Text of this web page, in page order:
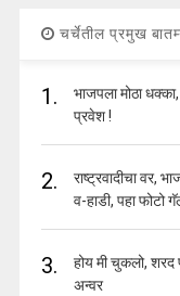
चर्चेतील प्रमुख
1.
भाजपला मोठा धक्का,
प्रवेश !
2.
राष्ट्रवादीचा वर,
व-हाडी, पहा फोटो
3.
होय मी चुकलो, शरद
अन्वर